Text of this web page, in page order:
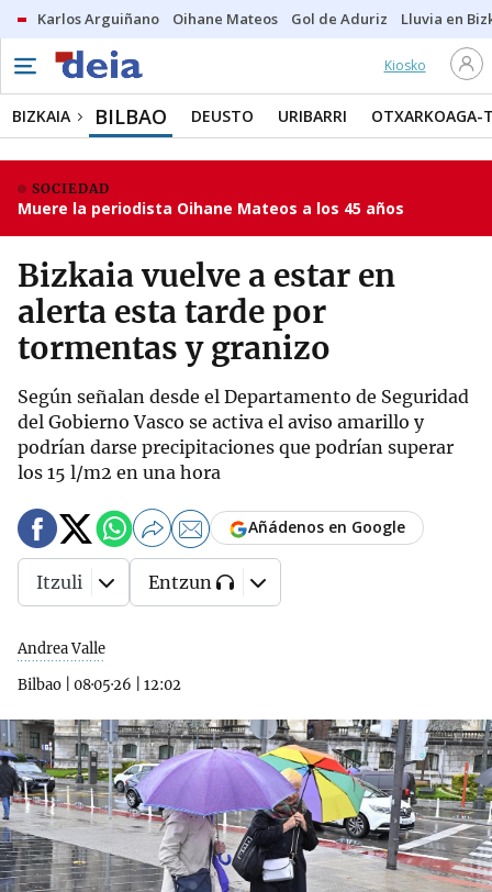
Karlos Arguiñano Oihane Mateos Gol de Aduriz Lluvia en
Kiosko
BIZKAIA BILBAO DEUSTO URIBARRI OTXARKOAGA-
SOCIEDAD
Muere la periodista Oihane Mateos a los 45 años
Bizkaia vuelve a estar en
alerta esta tarde por
tormentas y granizo
Según señalan desde el Departamento de Seguridad
del Gobierno Vasco se activa el aviso amarillo y
podrían darse precipitaciones que podrían superar
los 15 l/m2 en una hora
Andrea Valle
Bilbao
08·05·26 12:02
Añádenos en Google
Itzuli Entzun